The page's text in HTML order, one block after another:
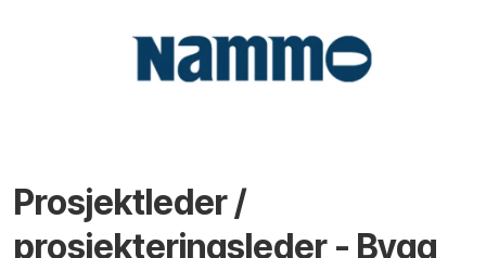
Prosjektleder /
prosjekteringsleder - Bygg